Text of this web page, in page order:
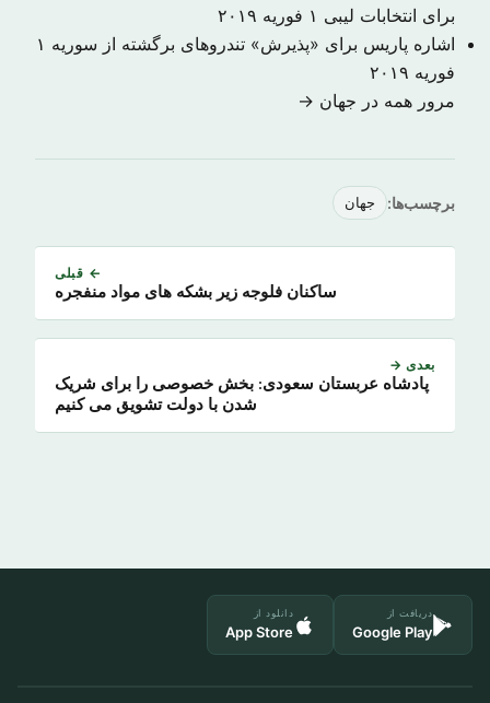
برای انتخابات لیبی ۱ فوریه ۲۰۱۹
اشاره پاریس برای «پذیرش» تندروهای برگشته از سوریه ۱
فوریه ۲۰۱۹
مرور همه در جهان →
برچسب‌ها: جهان
← قبلی
ساکنان فلوجه زیر بشکه های مواد منفجره
بعدی →
پادشاه عربستان سعودی: بخش خصوصی را برای شریک
شدن با دولت تشویق می کنیم
دریافت از
Google Play
دانلود از
App Store